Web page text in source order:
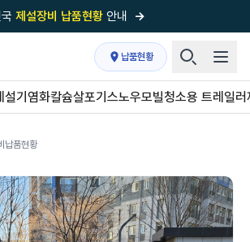
제설장비 납품현황 안내 →
제설장비 제작 전문업체 (주)바이크원
현장의 정답!다목적 차량의 표준!
국제설장비 납품현황안내→
일'의
선택한제설·다목적 장비 전문기업
납품현황
기 염화칼슘살포기 스노우모빌청소용 트레일러
납품현황